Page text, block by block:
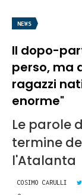
NEWS
Il dopo-
perso, ma
ragazzi
enorme"
Le parole
termine
l'Atalanta
COSIMO CARULLI